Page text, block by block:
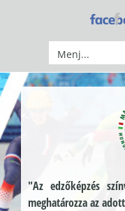
Menj...
"Az edzőképzés
meghatározza az